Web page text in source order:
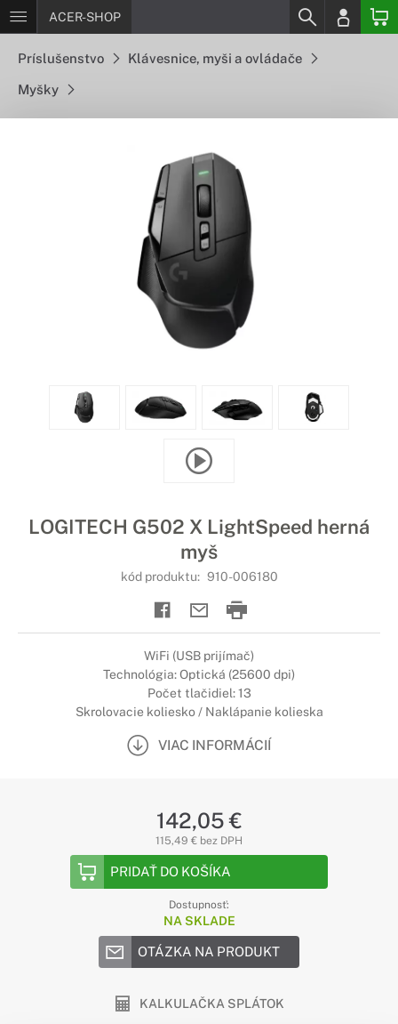
ACER-SHOP
Príslušenstvo Klávesnice, myši a ovládače
Myšky
LOGITECH G502 X LightSpeed herná
myš
kód produktu: 910-006180
WiFi (USB prijímač)
Technológia: Optická (25600 dpi)
Počet tlačidiel: 13
Skrolovacie koliesko / Naklápanie kolieska
VIAC INFORMÁCIÍ
142,05 €
115,49 € bez DPH
PRIDAŤ DO KOŠÍKA
Dostupnosť:
NA SKLADE
OTÁZKA NA PRODUKT
KALKULAČKA SPLÁTOK